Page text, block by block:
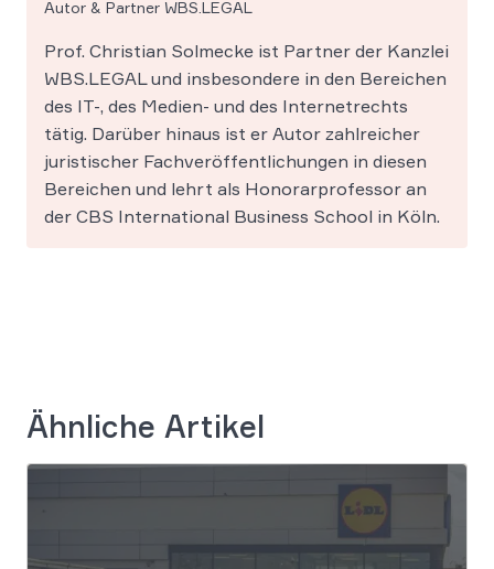
Autor & Partner WBS.LEGAL
Prof. Christian Solmecke ist Partner der Kanzlei
WBS.LEGAL und insbesondere in den Bereichen
des IT-, des Medien- und des Internetrechts
tätig. Darüber hinaus ist er Autor zahlreicher
juristischer Fachveröffentlichungen in diesen
Bereichen und lehrt als Honorarprofessor an
der CBS International Business School in Köln.
Ähnliche Artikel